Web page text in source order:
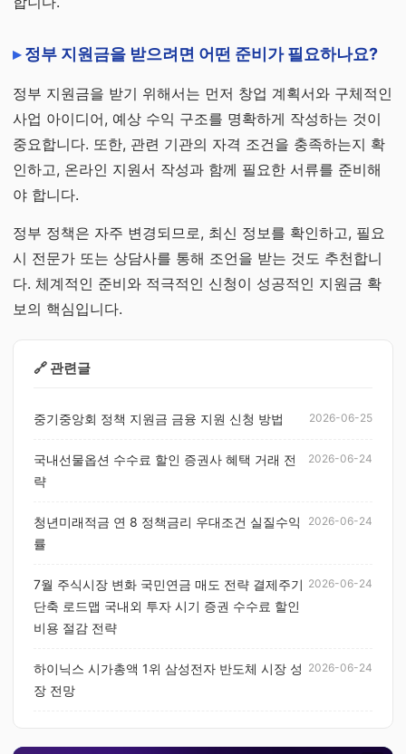
정부 지원금을 받으려면 어떤 준비가 필요하나요?
정부 지원금을 받기 위해서는 먼저 창업 계획서와 구체적인
사업 아이디어, 예상 수익 구조를 명확하게 작성하는 것이
중요합니다. 또한, 관련 기관의 자격 조건을 충족하는지 확
인하고, 온라인 지원서 작성과 함께 필요한 서류를 준비해
야 합니다.
정부 정책은 자주 변경되므로, 최신 정보를 확인하고, 필요
시 전문가 또는 상담사를 통해 조언을 받는 것도 추천합니
다. 체계적인 준비와 적극적인 신청이 성공적인 지원금 확
보의 핵심입니다.
🔗 관련글
중기중앙회 정책 지원금 금융 지원 신청 방법 2026-06-25
국내선물옵션 수수료 할인 증권사 혜택 거래 전
략
2026-06-24
청년미래적금 연 8 정책금리 우대조건 실질수익
률
2026-06-24
7월 주식시장 변화 국민연금 매도 전략 결제주기
단축 로드맵 국내외 투자 시기 증권 수수료 할인
비용 절감 전략
2026-06-24
하이닉스 시가총액 1위 삼성전자 반도체 시장 성
장 전망
2026-06-24